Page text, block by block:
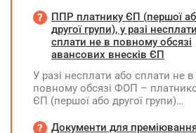
згідно з нормами КЗпП?
ППР платнику ЄП (першої
другої групи), у разі
сплати не в повному обсязі
авансових внесків ЄП
У разі несплати або сплати не в
повному обсязі ФОП –
ЄП (першої або другої групи)
за результатами акта перевірки
Документи для